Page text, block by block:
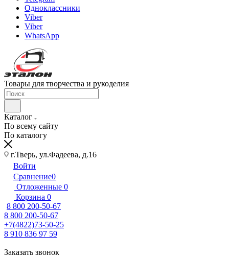
Одноклассники
Viber
Viber
WhatsApp
Товары для творчества и рукоделия
Каталог
По всему сайту
По каталогу
г.Тверь, ул.Фадеева, д.16
Войти
Сравнение0
Отложенные 0
Корзина 0
8 800 200-50-67
8 800 200-50-67
+7(4822)73-50-25
8 910 836 97 59
Заказать звонок